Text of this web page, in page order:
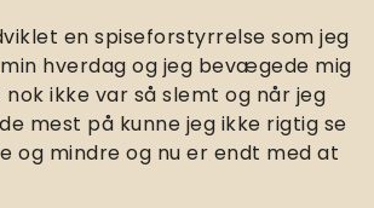
en spiseforstyrrelse som jeg
hverdag og jeg bevægede mig
ikke var så slemt og når jeg
mest på kunne jeg ikke rigtig se
og mindre og nu er endt med at